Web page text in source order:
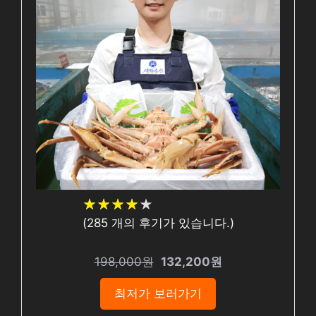
★★★★★
★★★★★
(285개의 후기가 있습니다.)
198,000원 132,200원
최저가 보러가기